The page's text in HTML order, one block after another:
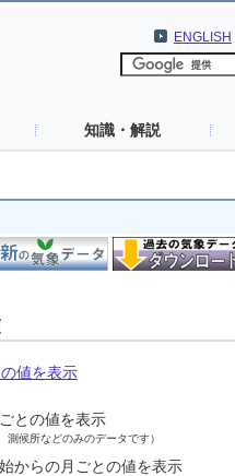
ENGLISH
知識・解説
値を表示
との値を表示
測候所などのみのデータです）
からの月ごとの値を表示